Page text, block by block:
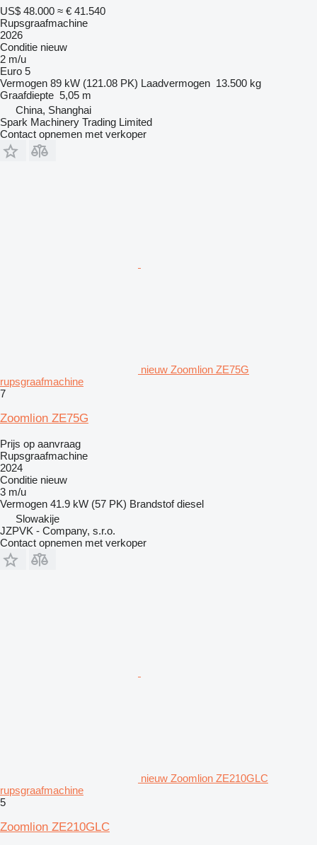
US$ 48.000 ≈ € 41.540
Rupsgraafmachine
2026
Conditie nieuw
2 m/u
Euro 5
Vermogen 89 kW (121.08 PK) Laadvermogen 13.500 kg
Graafdiepte 5,05 m
China, Shanghai
Spark Machinery Trading Limited
Contact opnemen met verkoper
nieuw Zoomlion ZE75G
rupsgraafmachine
7
Zoomlion ZE75G
Prijs op aanvraag
Rupsgraafmachine
2024
Conditie nieuw
3 m/u
Vermogen 41.9 kW (57 PK) Brandstof diesel
Slowakije
JZPVK - Company, s.r.o.
Contact opnemen met verkoper
nieuw Zoomlion ZE210GLC
rupsgraafmachine
5
Zoomlion ZE210GLC